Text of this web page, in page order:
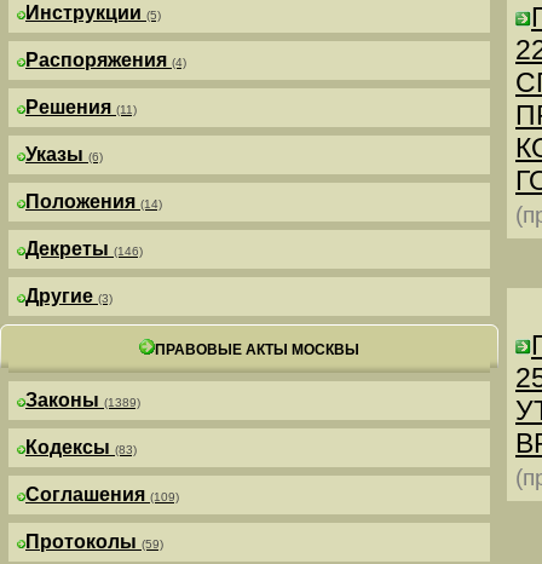
Инструкции (5)
Распоряжения (4)
Решения (11)
Указы (6)
Положения (14)
Декреты (146)
Другие (3)
ПРАВОВЫЕ АКТЫ МОСКВЫ
Законы (1389)
Кодексы (83)
Соглашения (109)
Протоколы (59)